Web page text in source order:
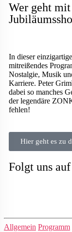
Wer geht
In dieser
mitreißendes
Nostalgie, Musik
Karriere. Peter
dabei so manches
der legendäre
fehlen!
Hier geht es zu
Folgt uns
Allgemein Programm